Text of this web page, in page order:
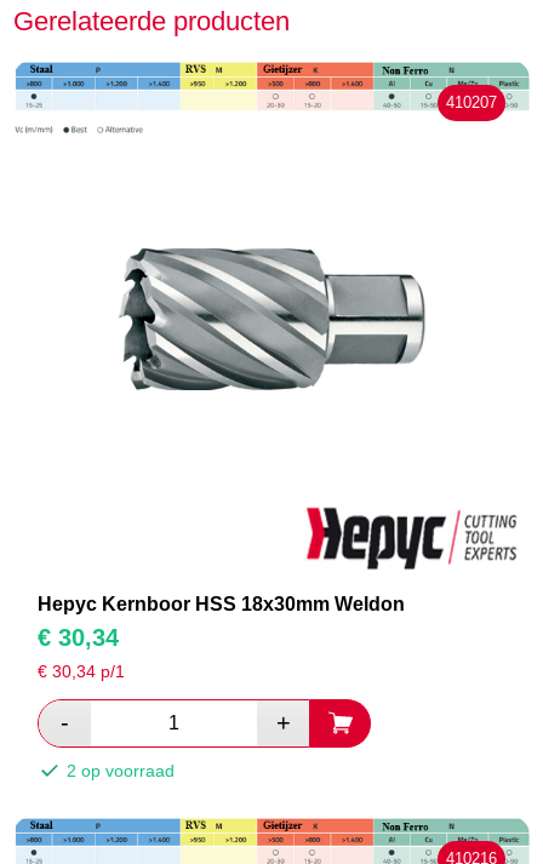
Gerelateerde producten
410207
Hepyc Kernboor HSS 18x30mm Weldon
€ 30,34
€30,34 p/1
2 op voorraad
410216